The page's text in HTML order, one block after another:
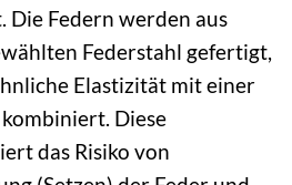
Die Federn werden aus
Federstahl gefertigt,
Elastizität mit einer
Diese
das Risiko von